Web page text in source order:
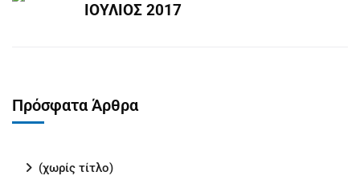
ΙΟΥΛΙΟΣ 2017
Πρόσφατα Άρθρα
(χωρίς τίτλο)